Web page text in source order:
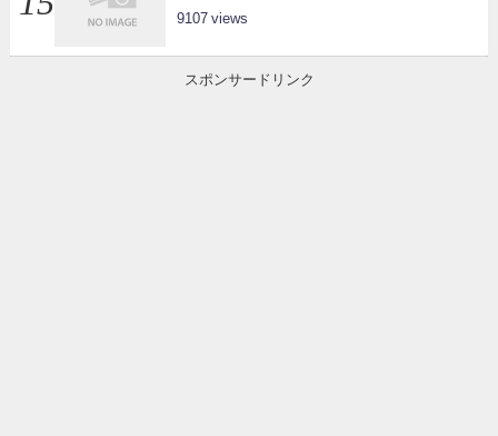
9107
スポンサードリンク